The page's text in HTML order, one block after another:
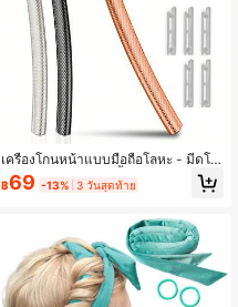
เครื่องโกนหน้าแบบมือถือโลหะ - มีดโก
นสำหรับใบหน้าและคิ้ว, ใบมีดสำรอง 5
ชิ้น, ไม่ต้องใช้แบตเตอรี่, ขจัดเซลล์ผิวอ
฿69 -13% 3 วันสุดท้าย